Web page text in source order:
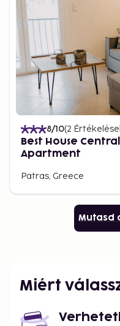
8/10(2
Best House
Apartment
Patras, Greece
Mutasd
Miért